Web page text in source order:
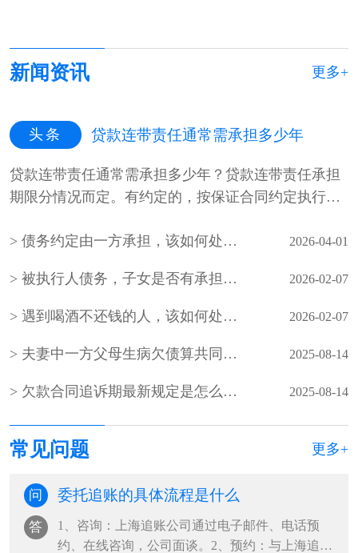
新闻资讯 更多+
头条 贷款连带责任通常需承担多少年
贷款连带责任通常需承担多少年？贷款连带责任承担
期限分情况而定。有约定的，按保证合同约定执行。
债务约定由一方承担，该如何处理？
2026-04-01
被执行人债务，子女是否有承担的义务 2026-02-07
遇到喝酒不还钱的人，该如何处理？ 2026-02-07
夫妻中一方父母生病欠债算共同债务吗 2025-08-14
欠款合同追诉期最新规定是怎么规定的？ 2025-08-14
常见问题 更多+
问 委托追账的具体流程是什么
答
1、咨询：上海追账公司通过电子邮件、电话预
约、在线咨询，公司面谈。2、预约：与上海追账